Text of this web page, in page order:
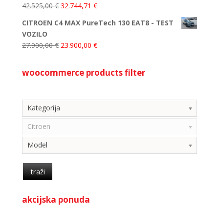
42.525,00€ 32.744,71 €
CITROEN C4 MAX PureTech 130 EAT8 - TEST
VOZILO
27.900,00€ 23.900,00 €
woocommerce products filter
Kategorija
Citroen
Model
traži
akcijska ponuda